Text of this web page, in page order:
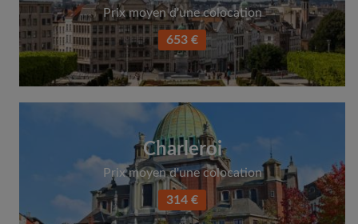
Prix moyen d'une colocation
653 €
Charleroi
Prix moyen d'une colocation
314 €